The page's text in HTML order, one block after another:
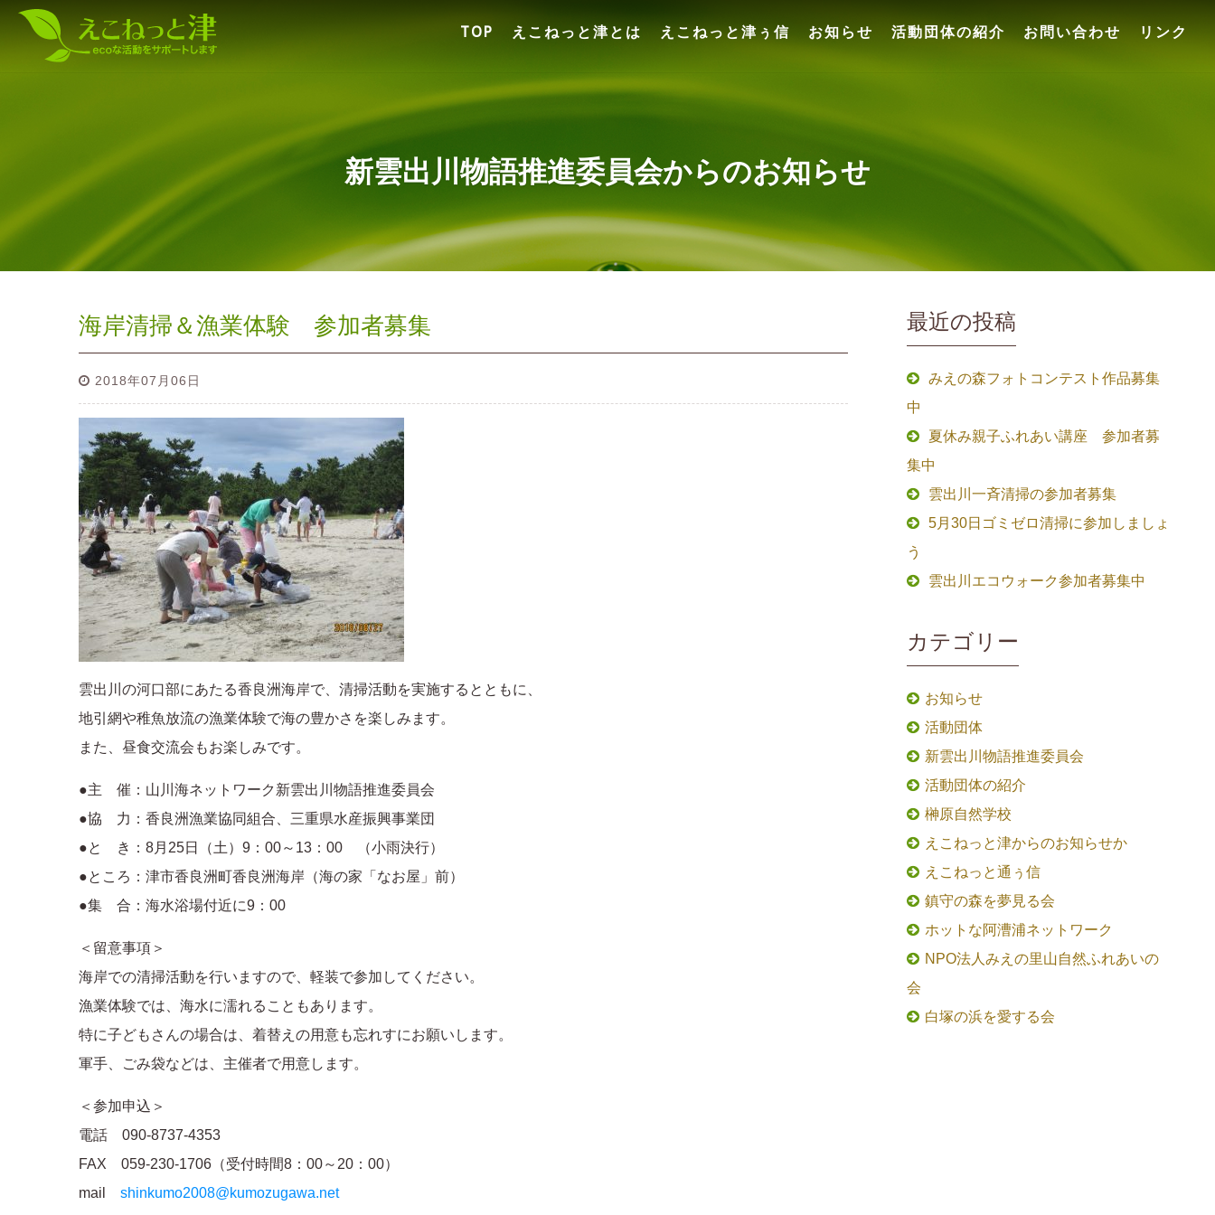
TOP えこねっと津とは えこねっと津ぅ信 お知らせ 活動団体の紹介 お問い合わせ リンク
新雲出川物語推進委員会からのお知らせ
海岸清掃＆漁業体験 参加者募集
2018年07月06日
雲出川の河口部にあたる香良洲海岸で、清掃活動を実施するとともに、
地引網や稚魚放流の漁業体験で海の豊かさを楽しみます。
また、昼食交流会もお楽しみです。
●主 催：山川海ネットワーク新雲出川物語推進委員会
●協 力：香良洲漁業協同組合、三重県水産振興事業団
●と き：8月25日（土）9：00～13：00 （小雨決行）
●ところ：津市香良洲町香良洲海岸（海の家「なお屋」前）
●集 合：海水浴場付近に9：00
＜留意事項＞
海岸での清掃活動を行いますので、軽装で参加してください。
漁業体験では、海水に濡れることもあります。
特に子どもさんの場合は、着替えの用意も忘れすにお願いします。
軍手、ごみ袋などは、主催者で用意します。
＜参加申込＞
電話 090-8737-4353
FAX 059-230-1706（受付時間8：00～20：00）
mail shinkumo2008@kumozugawa.net
最近の投稿
みえの森フォトコンテスト作品募集
中
夏休み親子ふれあい講座 参加者募
集中
雲出川一斉清掃の参加者募集
5月30日ゴミゼロ清掃に参加しましょ
う
雲出川エコウォーク参加者募集中
カテゴリー
お知らせ
活動団体
新雲出川物語推進委員会
活動団体の紹介
榊原自然学校
えこねっと津からのお知らせか
えこねっと通ぅ信
鎮守の森を夢見る会
ホットな阿漕浦ネットワーク
NPO法人みえの里山自然ふれあいの
会
白塚の浜を愛する会